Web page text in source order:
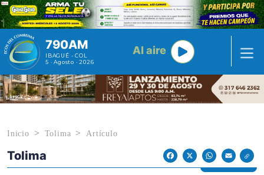
Pasar al contenido principal
790AM
IBAGUÉ - COL
5 · Agosto · 2026
Al aire
Inicio Tolima Artículo
Econoticias y Eventos
Tolima
FacebookX WhatsAppEmail